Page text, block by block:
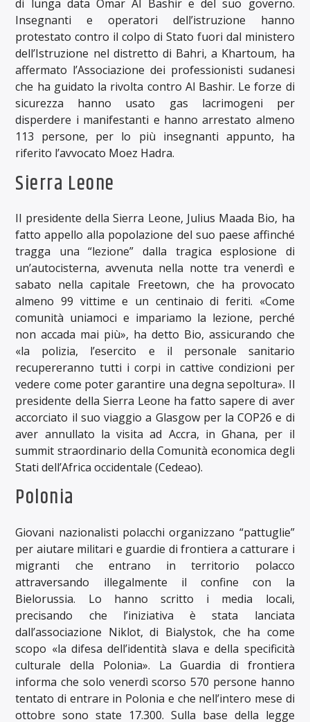
di lunga data Omar Al Bashir e del suo governo.
Insegnanti e operatori dell’istruzione hanno
protestato contro il colpo di Stato fuori dal ministero
dell’Istruzione nel distretto di Bahri, a Khartoum, ha
affermato l’Associazione dei professionisti sudanesi
che ha guidato la rivolta contro Al Bashir. Le forze di
sicurezza hanno usato gas lacrimogeni per
disperdere i manifestanti e hanno arrestato almeno
113 persone, per lo più insegnanti appunto, ha
riferito l’avvocato Moez Hadra.
Sierra Leone
Il presidente della Sierra Leone, Julius Maada Bio, ha
fatto appello alla popolazione del suo paese affinché
tragga una “lezione” dalla tragica esplosione di
un’autocisterna, avvenuta nella notte tra venerdì e
sabato nella capitale Freetown, che ha provocato
almeno 99 vittime e un centinaio di feriti. «Come
comunità uniamoci e impariamo la lezione, perché
non accada mai più», ha detto Bio, assicurando che
«la polizia, l’esercito e il personale sanitario
recupereranno tutti i corpi in cattive condizioni per
vedere come poter garantire una degna sepoltura». Il
presidente della Sierra Leone ha fatto sapere di aver
accorciato il suo viaggio a Glasgow per la COP26 e di
aver annullato la visita ad Accra, in Ghana, per il
summit straordinario della Comunità economica degli
Stati dell’Africa occidentale (Cedeao).
Polonia
Giovani nazionalisti polacchi organizzano “pattuglie”
per aiutare militari e guardie di frontiera a catturare i
migranti che entrano in territorio polacco
attraversando illegalmente il confine con la
Bielorussia. Lo hanno scritto i media locali,
precisando che l’iniziativa è stata lanciata
dall’associazione Niklot, di Bialystok, che ha come
scopo «la difesa dell’identità slava e della specificità
culturale della Polonia». La Guardia di frontiera
informa che solo venerdì scorso 570 persone hanno
tentato di entrare in Polonia e che nell’intero mese di
ottobre sono state 17.300. Sulla base della legge